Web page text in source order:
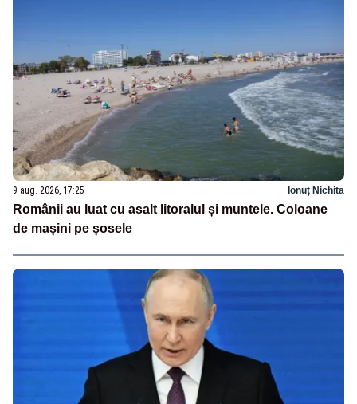
9 aug. 2026, 17:25 Ionuț Nichita
Românii au luat cu asalt litoralul și muntele. Coloane
de mașini pe șosele